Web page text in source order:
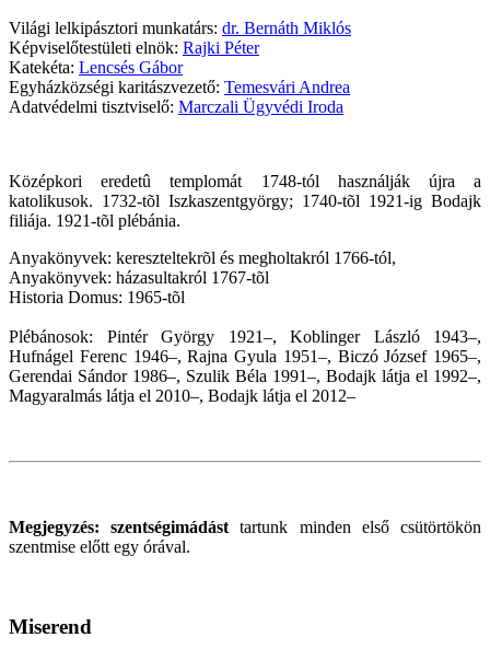
Világi lelkipásztori munkatárs: dr. Bernáth Miklós
Képviselőtestületi elnök: Rajki Péter
Katekéta: Lencsés Gábor
Egyházközségi karitászvezető: Temesvári Andrea
Adatvédelmi tisztviselő: Marczali Ügyvédi Iroda
Középkori eredetû templomát 1748-tól használják újra a
katolikusok. 1732-tõl Iszkaszentgyörgy; 1740-tõl 1921-ig Bodajk
filiája. 1921-tõl plébánia.
Anyakönyvek: kereszteltekrõl és megholtakról 1766-tól,
Anyakönyvek: házasultakról 1767-tõl
Historia Domus: 1965-tõl
Plébánosok: Pintér György 1921–, Koblinger László 1943–,
Hufnágel Ferenc 1946–, Rajna Gyula 1951–, Biczó József 1965–,
Gerendai Sándor 1986–, Szulik Béla 1991–, Bodajk látja el 1992–,
Magyaralmás látja el 2010–, Bodajk látja el 2012–
Megjegyzés: szentségimádást tartunk minden első csütörtökön
szentmise előtt egy órával.
Miserend